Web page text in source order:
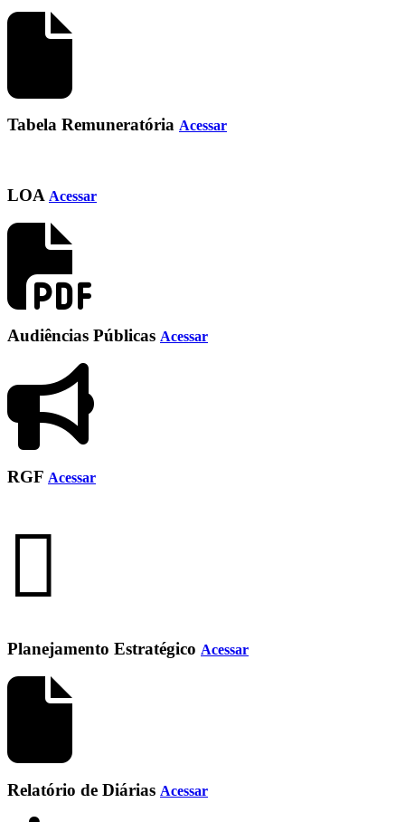
Tabela Remuneratória Acessar
LOA Acessar
Audiências Públicas Acessar
RGF Acessar
Planejamento Estratégico Acessar
Relatório de Diárias Acessar